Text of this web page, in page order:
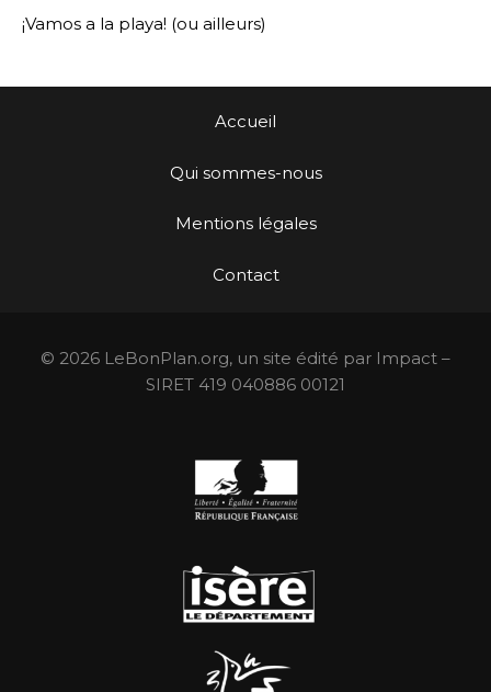
¡Vamos a la playa! (ou ailleurs)
Accueil
Qui sommes-nous
Mentions légales
Contact
© 2026 LeBonPlan.org, un site édité par Impact –
SIRET 419 040886 00121